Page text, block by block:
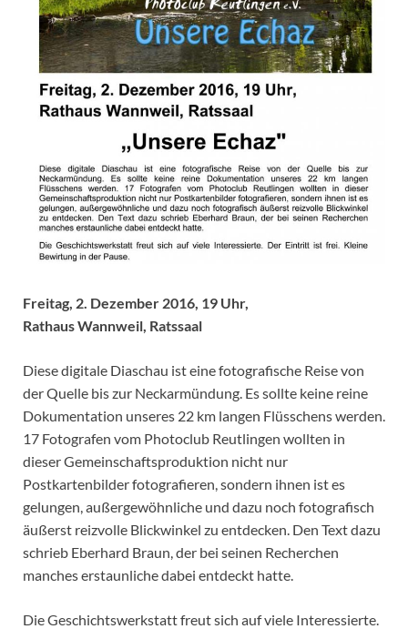
Freitag, 2. Dezember 2016, 19 Uhr,
Rathaus Wannweil, Ratssaal
Diese digitale Diaschau ist eine fotografische Reise von
der Quelle bis zur Neckarmündung. Es sollte keine reine
Dokumentation unseres 22 km langen Flüsschens werden.
17 Fotografen vom Photoclub Reutlingen wollten in
dieser Gemeinschaftsproduktion nicht nur
Postkartenbilder fotografieren, sondern ihnen ist es
gelungen, außergewöhnliche und dazu noch fotografisch
äußerst reizvolle Blickwinkel zu entdecken. Den Text dazu
schrieb Eberhard Braun, der bei seinen Recherchen
manches erstaunliche dabei entdeckt hatte.
Die Geschichtswerkstatt freut sich auf viele Interessierte.